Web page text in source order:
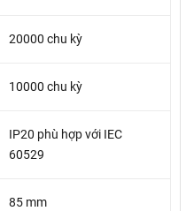
20000 chu kỳ
10000 chu kỳ
IP20 phù hợp với IEC
60529
85 mm